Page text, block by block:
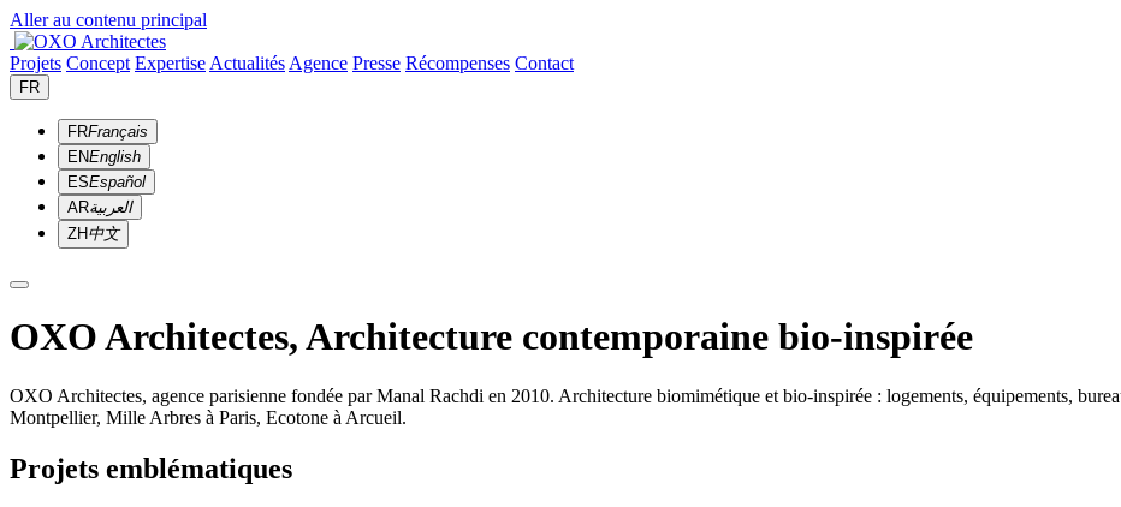
Aller au contenu principal
Projets Concept Expertise Actualités Agence Presse Récompenses Contact
FR
FRFrançais
ENEnglish
ESEspañol
ARالعربية
ZH中文
OXO Architectes, Architecture contemporaine bio-inspirée
OXO Architectes, agence parisienne fondée par Manal Rachdi en 2010. Architecture biomimétique et bio-inspirée : logements, équipements,
Montpellier, Mille Arbres à Paris, Ecotone à Arcueil.
Projets emblématiques